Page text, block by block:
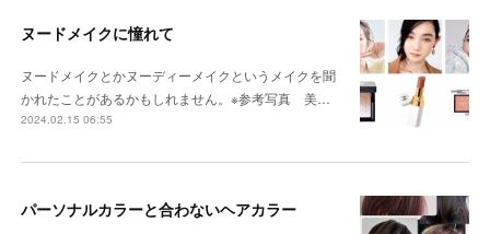
ヌードメイクに憧れて
ヌードメイクとかヌーディーメイクというメイクを聞
かれたことがあるかもしれません。※参考写真 美…
2024.02.15 06:55
パーソナルカラーと合わないヘアカラー